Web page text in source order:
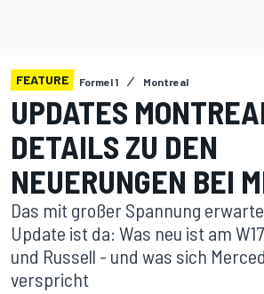
FEATURE Formel 1 Montreal
UPDATES
DETAILS ZU DEN
NEUERUNGEN BEI
Das mit großer Spannung
Update ist da: Was neu ist am
und Russell - und was sich
verspricht